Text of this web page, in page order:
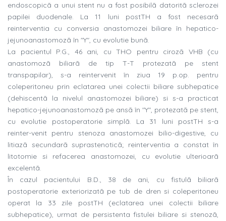
endoscopicã a unui stent nu a fost posibilã datoritã sclerozei
papilei duodenale. La 11 luni postTH a fost necesarã
reinterventia cu conversia anastomozei biliare în hepatico-
jejunoanastomozã în "Y", cu evolutie bunã.
La pacientul P.G., 46 ani, cu THO pentru cirozã VHB (cu
anastomozã biliarã de tip T-T protezatã pe stent
transpapilar), s-a reintervenit în ziua 19 p.op. pentru
coleperitoneu prin eclatarea unei colectii biliare subhepatice
(dehiscentã la nivelul anastomozei biliare) si s-a practicat
hepatico-jejunoanastomozã pe ansã în "Y", protezatã pe stent,
cu evolutie postoperatorie simplã. La 31 luni postTH s-a
reinter-venit pentru stenoza anastomozei bilio-digestive, cu
litiazã secundarã suprastenoticã; reinterventia a constat în
litotomie si refacerea anastomozei, cu evolutie ulterioarã
excelentã.
În cazul pacientului B.D., 38 de ani, cu fistulã biliarã
postoperatorie exteriorizatã pe tub de dren si coleperitoneu
operat la 33 zile postTH (eclatarea unei colectii biliare
subhepatice), urmat de persistenta fistulei biliare si stenozã,